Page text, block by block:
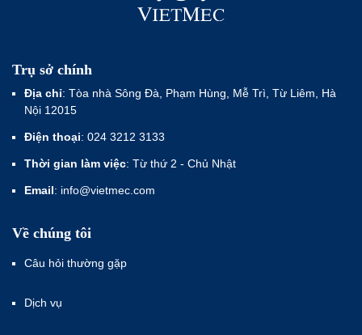
Trụ sở chính
Địa chỉ: Tòa nhà Sông Đà, Phạm Hùng, Mễ Trì, Từ Liêm, Hà
Nội 12015
Điện thoại: 024 3212 3133
Thời gian làm việc: Từ thứ 2 - Chủ Nhật
Email: info@vietmec.com
Về chúng tôi
Câu hỏi thường gặp
Dịch vụ